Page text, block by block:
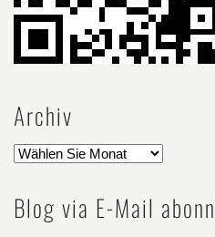
Archiv
Blog via E-Mail